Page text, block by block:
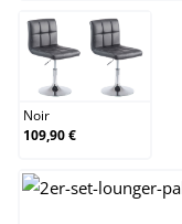
Noir
Noir
109,90 €